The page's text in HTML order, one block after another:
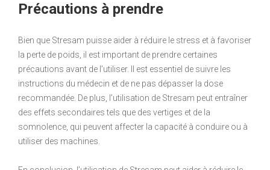
Précautions à prendre
Bien que Stresam puisse aider à réduire le stress et à favoriser
la perte de poids, il est important de prendre certaines
précautions avant de l’utiliser. Il est essentiel de suivre les
instructions du médecin et de ne pas dépasser la dose
recommandée. De plus, l’utilisation de Stresam peut entraîner
des effets secondaires tels que des vertiges et de la
somnolence, qui peuvent affecter la capacité à conduire ou à
utiliser des machines.